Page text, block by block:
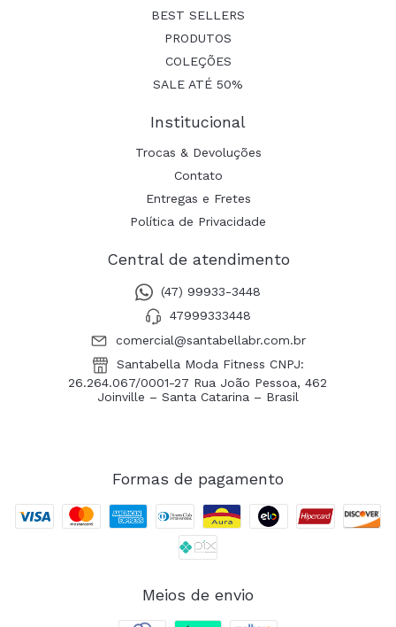
BEST SELLERS
PRODUTOS
COLEÇÕES
SALE ATÉ 50%
Institucional
Trocas & Devoluções
Contato
Entregas e Fretes
Política de Privacidade
Central de atendimento
(47) 99933-3448
47999333448
comercial@santabellabr.com.br
Santabella Moda Fitness CNPJ:
26.264.067/0001-27 Rua João Pessoa, 462
Joinville – Santa Catarina – Brasil
Formas de pagamento
Meios de envio